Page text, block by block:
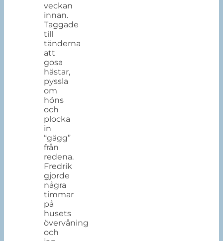
veckan
innan.
Taggade
till
tänderna
att
gosa
hästar,
pyssla
om
höns
och
plocka
in
“gägg”
från
redena.
Fredrik
gjorde
några
timmar
på
husets
övervåning
och